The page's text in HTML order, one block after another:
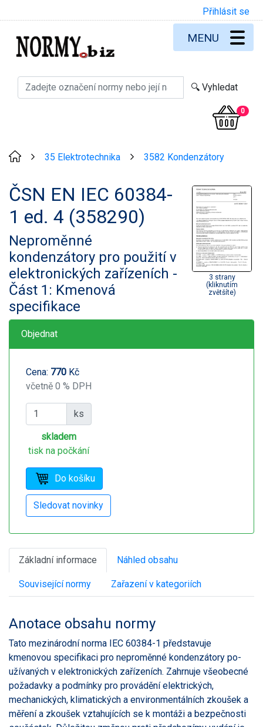
Přihlásit se
0
MENU
35 Elektrotechnika 3582 Kondenzátory
ČSN EN IEC 60384-
1 ed. 4 (358290)
Neproměnné
kondenzátory pro použití v
elektronických zařízeních -
Část 1: Kmenová
specifikace
3 strany
(kliknutím
zvětšíte)
Objednat
Cena: 770 Kč
včetně 0 % DPH
ks
skladem
tisk na počkání
Základní informace Náhled obsahu
Související normy Zařazení v kategoriích
Anotace obsahu normy
Tato mezinárodní norma IEC 60384-1 představuje
kmenovou specifikaci pro neproměnné kondenzátory po-
užívaných v elektronických zařízeních. Zahrnuje všeobecné
požadavky a podmínky pro provádění elektrických,
mechanických, klimatických a environmentálních zkoušek a
měření a zkoušek vztahujících se k montáži a bezpečnosti